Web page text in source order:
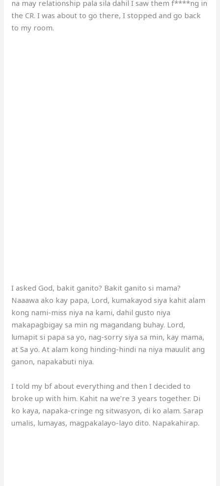
na may relationship pala sila dahil I saw them f****ng in
the CR. I was about to go there, I stopped and go back
to my room.
I asked God, bakit ganito? Bakit ganito si mama?
Naaawa ako kay papa, Lord, kumakayod siya kahit alam
kong nami-miss niya na kami, dahil gusto niya
makapagbigay sa min ng magandang buhay. Lord,
lumapit si papa sa yo, nag-sorry siya sa min, kay mama,
at Sa yo. At alam kong hinding-hindi na niya mauulit ang
ganon, napakabuti niya.
I told my bf about everything and then I decided to
broke up with him. Kahit na we’re 3 years together. Di
ko kaya, napaka-cringe ng sitwasyon, di ko alam. Sarap
umalis, lumayas, magpakalayo-layo dito. Napakahirap.